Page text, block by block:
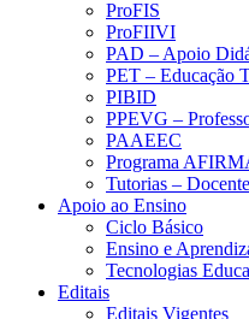
ProFIS
ProFIIVI
PAD – Apoio
PET – Educação
PIBID
PPEVG –
PAAEEC
Programa
Tutorias –
Apoio ao Ensino
Ciclo Básico
Ensino e
Tecnologias
Editais
Editais Vigentes